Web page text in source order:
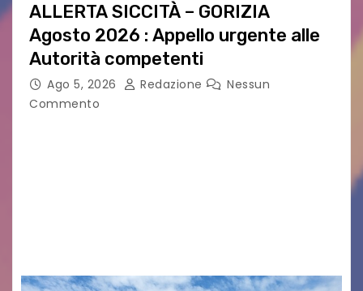
ALLERTA SICCITÀ – GORIZIA
Agosto 2026 : Appello urgente alle
Autorità competenti
Ago 5, 2026 Redazione
Nessun
Commento